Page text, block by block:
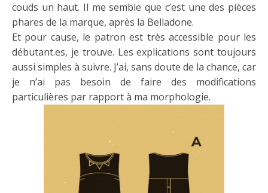
couds un haut. Il me semble que c’est une des pièces
phares de la marque, après la Belladone.
Et pour cause, le patron est très accessible pour les
débutant.es, je trouve. Les explications sont toujours
aussi simples à suivre. J’ai, sans doute de la chance, car
je n’ai pas besoin de faire des modifications
particulières par rapport à ma morphologie.